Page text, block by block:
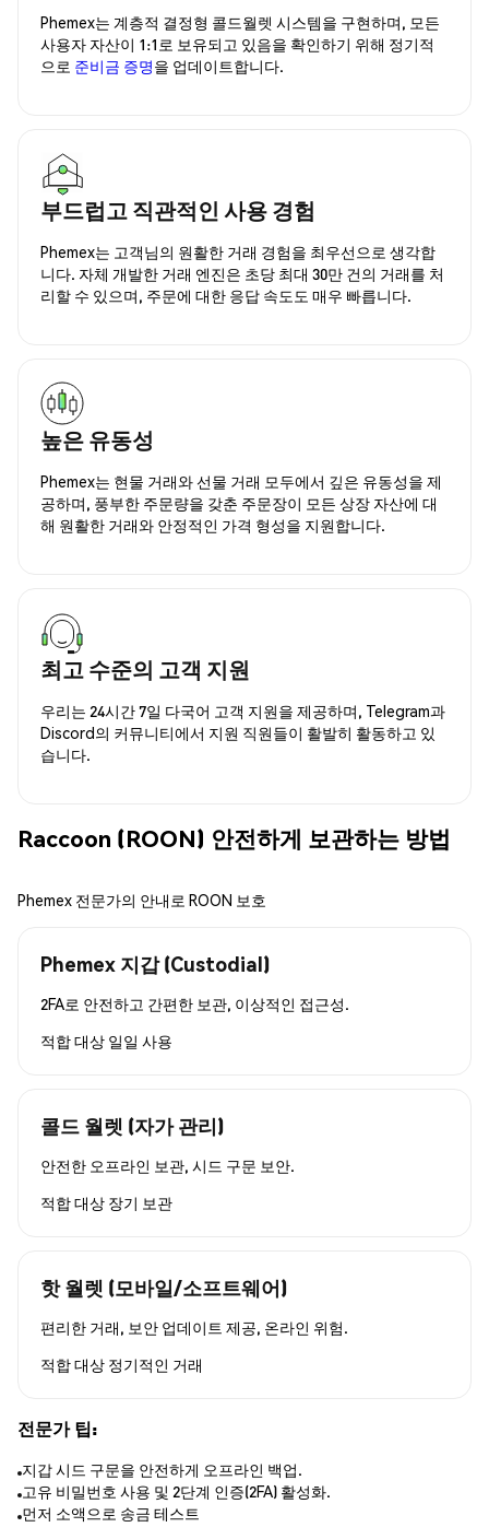
Phemex는 계층적 결정형 콜드월렛 시스템을 구현하며, 모든
사용자 자산이 1:1로 보유되고 있음을 확인하기 위해 정기적
으로 준비금 증명을 업데이트합니다.
부드럽고 직관적인 사용 경험
Phemex는 고객님의 원활한 거래 경험을 최우선으로 생각합
니다. 자체 개발한 거래 엔진은 초당 최대 30만 건의 거래를 처
리할 수 있으며, 주문에 대한 응답 속도도 매우 빠릅니다.
높은 유동성
Phemex는 현물 거래와 선물 거래 모두에서 깊은 유동성을 제
공하며, 풍부한 주문량을 갖춘 주문장이 모든 상장 자산에 대
해 원활한 거래와 안정적인 가격 형성을 지원합니다.
최고 수준의 고객 지원
우리는 24시간 7일 다국어 고객 지원을 제공하며, Telegram과
Discord의 커뮤니티에서 지원 직원들이 활발히 활동하고 있
습니다.
Raccoon (ROON) 안전하게 보관하는 방법
Phemex 전문가의 안내로 ROON 보호
Phemex 지갑 (Custodial)
2FA로 안전하고 간편한 보관, 이상적인 접근성.
적합 대상 일일 사용
콜드 월렛 (자가 관리)
안전한 오프라인 보관, 시드 구문 보안.
적합 대상 장기 보관
핫 월렛 (모바일/소프트웨어)
편리한 거래, 보안 업데이트 제공, 온라인 위험.
적합 대상 정기적인 거래
전문가 팁:
지갑 시드 구문을 안전하게 오프라인 백업.
고유 비밀번호 사용 및 2단계 인증(2FA) 활성화.
먼저 소액으로 송금 테스트